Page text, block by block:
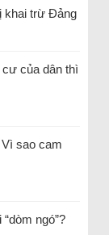
khai trừ Đảng
cư của dân thì
sao cam
ngó”?